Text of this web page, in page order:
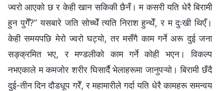
ज्वरो आएको छ र केही खान सकिकी छैनँ। म कसरी यति धेरै बिरामी
हुन पुगेँ?” यसबारे जति सोच्थेँ त्यति निराश हुन्थेँ, र म दुःखी थिएँ।
केही समयपछि मेरो ज्वरो घट्यो, तर मसँगै काम गर्ने अरू दुई जना
सङ्क्रमित भए, र मण्डलीको काम गर्ने कोही भएन। विकल्प
नभएकाले म कमजोर शरीर घिसार्दै भेलाहरूमा जानुपऱ्यो। बिरामी छँदै
दुई-तीन दिन दौडधूप गरेँ, र महामारीले गर्दा यति धेरै कामहरू समन्वय